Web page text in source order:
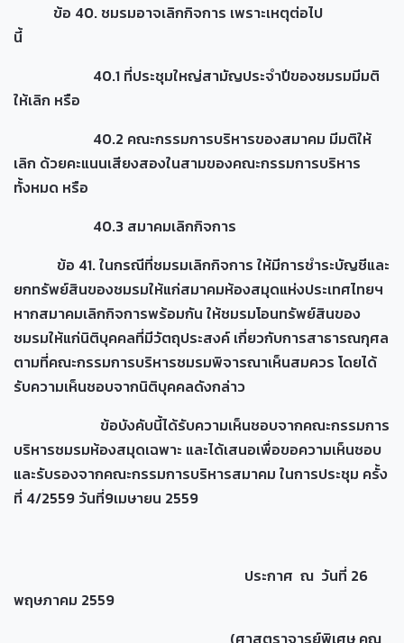
ข้อ 40. ชมรมอาจเลิกกิจการ เพราะเหตุต่อไป
นี้
40.1 ที่ประชุมใหญ่สามัญประจำปีของชมรมมีมติ
ให้เลิก หรือ
40.2 คณะกรรมการบริหารของสมาคม มีมติให้
เลิก ด้วยคะแนนเสียงสองในสามของคณะกรรมการบริหาร
ทั้งหมด หรือ
40.3 สมาคมเลิกกิจการ
ข้อ 41. ในกรณีที่ชมรมเลิกกิจการ ให้มีการชำระบัญชีและ
ยกทรัพย์สินของชมรมให้แก่สมาคมห้องสมุดแห่งประเทศไทยฯ
หากสมาคมเลิกกิจการพร้อมกัน ให้ชมรมโอนทรัพย์สินของ
ชมรมให้แก่นิติบุคคลที่มีวัตถุประสงค์ เกี่ยวกับการสาธารณกุศล
ตามที่คณะกรรมการบริหารชมรมพิจารณาเห็นสมควร โดยได้
รับความเห็นชอบจากนิติบุคคลดังกล่าว
ข้อบังคับนี้ได้รับความเห็นชอบจากคณะกรรมการ
บริหารชมรมห้องสมุดเฉพาะ และได้เสนอเพื่อขอความเห็นชอบ
และรับรองจากคณะกรรมการบริหารสมาคม ในการประชุม ครั้ง
ที่ 4/2559 วันที่9เมษายน 2559
ประกาศ ณ วันที่ 26
พฤษภาคม 2559
(ศาสตราจารย์พิเศษ คุณ